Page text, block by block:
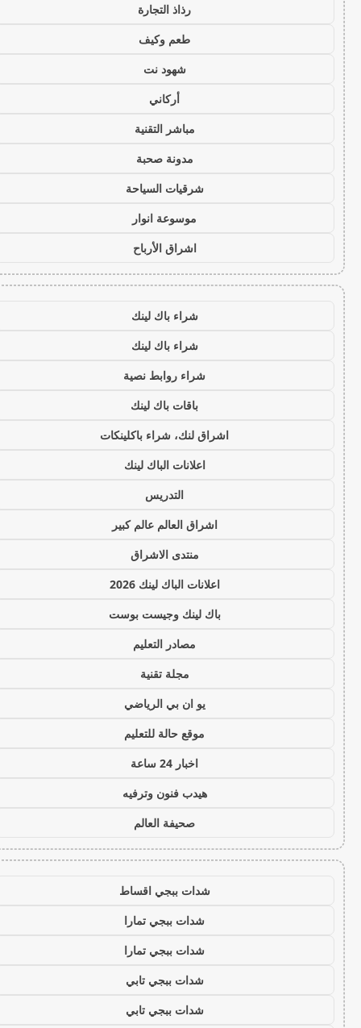
رذاذ التجارة
طعم وكيف
شهود نت
أركاني
مباشر التقنية
مدونة صحبة
شرقيات السياحة
موسوعة انوار
اشراق الأرباح
شراء باك لينك
شراء باك لينك
شراء روابط نصية
باقات باك لينك
اشراق لنك، شراء باكلينكات
اعلانات الباك لينك
التدريس
اشراق العالم عالم كبير
منتدى الاشراق
اعلانات الباك لينك 2026
باك لينك وجيست بوست
مصادر التعليم
مجلة تقنية
يو ان بي الرياضي
موقع حالة للتعليم
اخبار 24 ساعة
هيدب فنون وترفيه
صحيفة العالم
شدات ببجي اقساط
شدات ببجي تمارا
شدات ببجي تمارا
شدات ببجي تابي
شدات ببجي تابي